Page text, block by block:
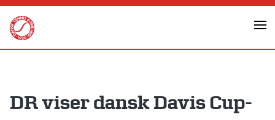
Skip
content
DR viser dansk Davis Cup-